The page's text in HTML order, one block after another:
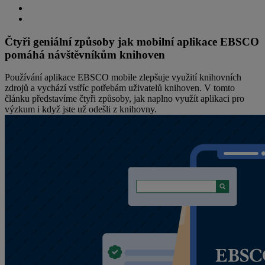
Čtyři geniální způsoby jak mobilní aplikace EBSCO
pomáhá návštěvníkům knihoven
Používání aplikace EBSCO mobile zlepšuje využití knihovních
zdrojů a vychází vstříc potřebám uživatelů knihoven. V tomto
článku představíme čtyři způsoby, jak naplno využít aplikaci pro
výzkum i když jste už odešli z knihovny.